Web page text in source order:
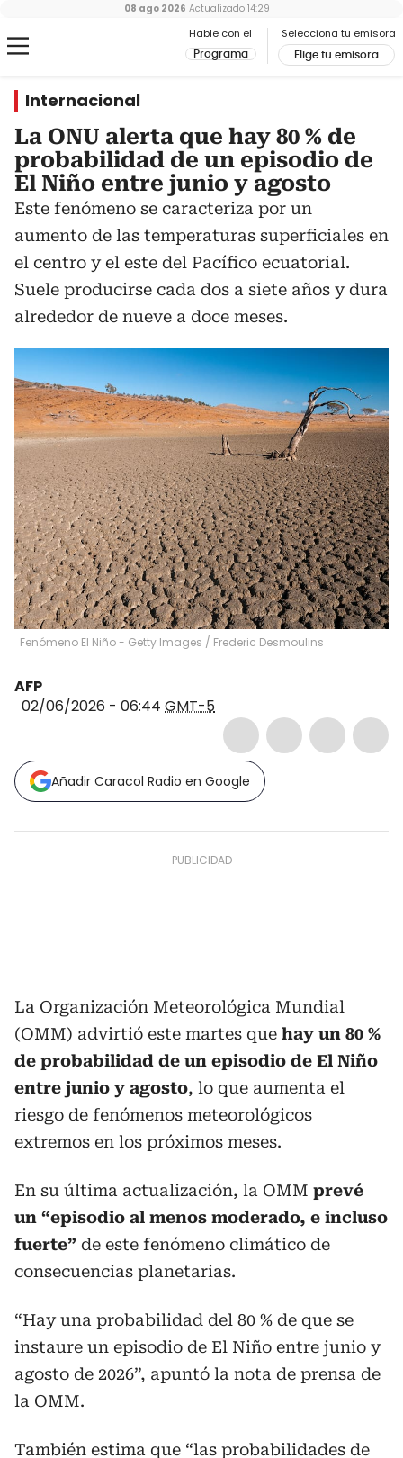
Hable con el
Programa
Selecciona tu emisora
Elige tu emisora
08 ago 2026 Actualizado 14:29
Internacional
La ONU alerta que hay 80 % de
probabilidad de un episodio de
El Niño entre junio y agosto
Este fenómeno se caracteriza por un
aumento de las temperaturas superficiales en
el centro y el este del Pacífico ecuatorial.
Suele producirse cada dos a siete años y dura
alrededor de nueve a doce meses.
Fenómeno El Niño - Getty Images / Frederic Desmoulins
AFP
02/06/2026 - 06:44 GMT-5
Añadir Caracol Radio en Google
La Organización Meteorológica Mundial
(OMM) advirtió este martes que hay un 80 %
de probabilidad de un episodio de El Niño
entre junio y agosto, lo que aumenta el
riesgo de fenómenos meteorológicos
extremos en los próximos meses.
En su última actualización, la OMM prevé
un “episodio al menos moderado, e incluso
fuerte” de este fenómeno climático de
consecuencias planetarias.
“Hay una probabilidad del 80 % de que se
instaure un episodio de El Niño entre junio y
agosto de 2026”, apuntó la nota de prensa de
la OMM.
También estima que “las probabilidades de